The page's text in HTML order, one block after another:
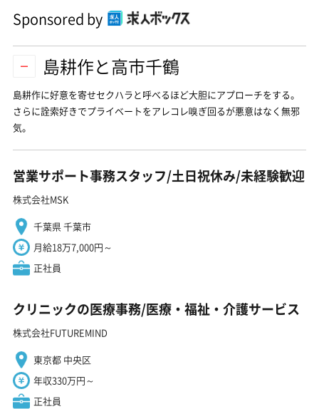
Sponsored by
島耕作と高市千鶴
島耕作に好意を寄せセクハラと呼べるほど大胆にアプローチをする。
さらに詮索好きでプライベートをアレコレ嗅ぎ回るが悪意はなく無邪
気。
営業サポート事務スタッフ/土日祝休み/未経験歓迎
株式会社MSK
千葉県 千葉市
月給18万7,000円～
正社員
クリニックの医療事務/医療・福祉・介護サービス
株式会社FUTUREMIND
東京都 中央区
年収330万円～
正社員